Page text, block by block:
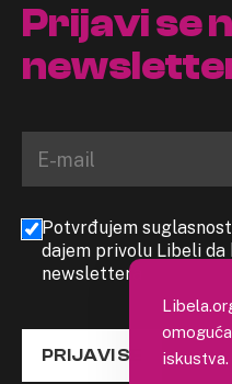
Prijavi se
Potvrđujem
dajem privolu Libeli
newslettera
PRIJAVI SE
iskustva.